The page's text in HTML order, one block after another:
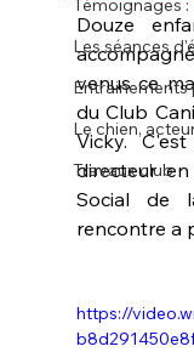
Témoignages
Les séances
Entrainements
Le chien,
Travaux club
Douze
venus ce
du Club
Vicky.
directeur
Social de
rencontre a
https://